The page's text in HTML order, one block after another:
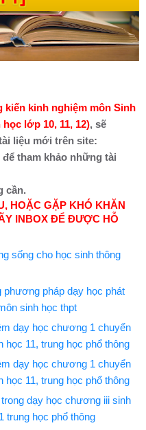
kiến kinh nghiệm môn Sinh
lớp 10, 11, 12), sẽ
liệu mới trên site:
tham khảo những tài
cần.
HOẶC GẶP KHÓ KHĂN
INBOX ĐỂ ĐƯỢC HỖ
sống cho học sinh thông
pháp dạy học phát
sinh học thpt
dạy học chương 1 chuyển
11, trung học phổ thông​
dạy học chương 1 chuyển
11, trung học phổ thông​
dạy học chương iii sinh
trung học phổ thông​